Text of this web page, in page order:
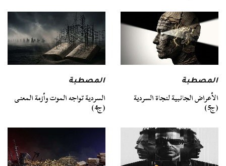
المصطبة
الأعراض الجانبية لنجاة السردية
(ج5)
المصطبة
السردية تواجه الموت وأزمة المعنى
(ج4)